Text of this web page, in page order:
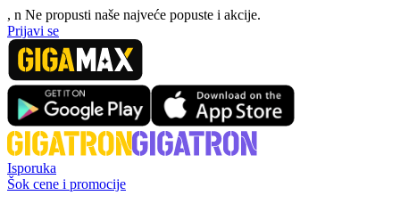
, n Ne propusti naše najveće popuste i akcije.
Prijavi se
Isporuka
Šok cene i promocije